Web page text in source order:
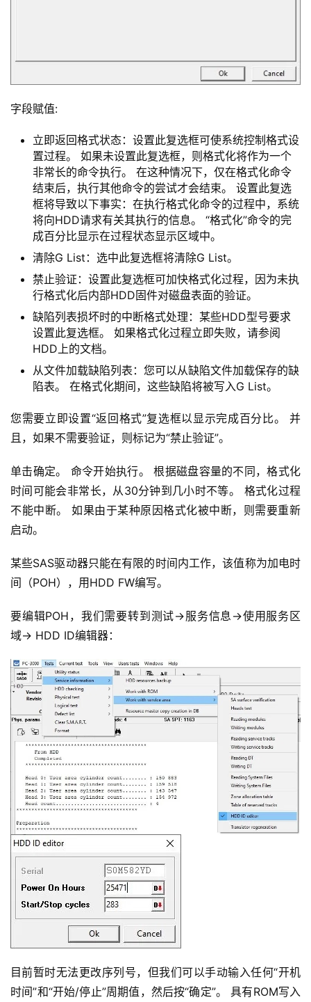
字段赋值:
立即返回格式状态：设置此复选框可使系统控制格式设
置过程。 如果未设置此复选框，则格式化将作为一个
非常长的命令执行。 在这种情况下，仅在格式化命令
结束后，执行其他命令的尝试才会结束。 设置此复选
框将导致以下事实：在执行格式化命令的过程中，系统
将向HDD请求有关其执行的信息。 “格式化”命令的完
成百分比显示在过程状态显示区域中。
清除G List：选中此复选框将清除G List。
禁止验证：设置此复选框可加快格式化过程，因为未执
行格式化后内部HDD固件对磁盘表面的验证。
缺陷列表损坏时的中断格式处理：某些HDD型号要求
设置此复选框。 如果格式化过程立即失败，请参阅
HDD上的文档。
从文件加载缺陷列表：您可以从缺陷文件加载保存的缺
陷表。 在格式化期间，这些缺陷将被写入G List。
您需要立即设置“返回格式”复选框以显示完成百分比。 并
且，如果不需要验证，则标记为“禁止验证”。
单击确定。 命令开始执行。 根据磁盘容量的不同，格式化
时间可能会非常长，从30分钟到几小时不等。 格式化过程
不能中断。 如果由于某种原因格式化被中断，则需要重新
启动。
某些SAS驱动器只能在有限的时间内工作，该值称为加电时
间（POH），用HDD FW编写。
要编辑POH，我们需要转到测试->服务信息->使用服务区
域-> HDD ID编辑器：
目前暂时无法更改序列号，但我们可以手动输入任何“开机
时间”和“开始/停止”周期值，然后按“确定”。 具有ROM写入